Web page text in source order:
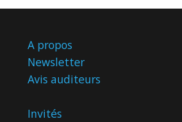
A propos
Newsletter
Avis auditeurs
Invités